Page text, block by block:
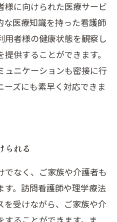
様に向けられた医療サービ
な医療知識を持った看護師
用者様の健康状態を観察し
供することができます。
ュニケーションも密接に行
ズにも素早く対応できま
られる
なく、ご家族や介護者も
。訪問看護師や理学療法
を受けながら、ご家族や介